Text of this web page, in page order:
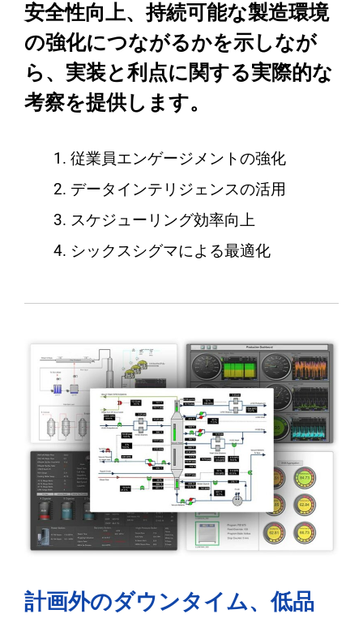
安全性向上、持続可能な製造環境
の強化につながるかを示しなが
ら、実装と利点に関する実際的な
考察を提供します。
従業員エンゲージメントの強化
データインテリジェンスの活用
スケジューリング効率向上
シックスシグマによる最適化
計画外のダウンタイム、低品